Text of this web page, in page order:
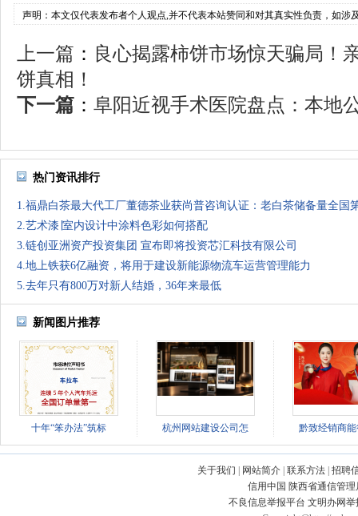
声明：本文仅代表发布者个人观点,并不代表本站赞同和对其真实性负责，如涉
上一篇 ： 良心揭露柿饼市场惊天骗局！
饼真相！
下一篇 ： 阜阳近视手术医院盘点：本地
热门资讯排行
1.福鼎白茶最大代工厂董德茶业获尚普咨询认证：老白茶储备量全国
2.艺术漆∣室内设计中涂料色彩如何搭配
3.链创亚洲资产投资集团 宣布即将投资芯汇科技有限公司
4.地上铁获6亿融资，将用于建设新能源物流车运营管理能力
5.去年只有800万对新人结婚，36年来最低
新闻图片推荐
十年“笨办法”筑标 杭州网站建设公司怎 黔致经销商
关于我们 网站简介 联系方法 招聘
信用中国 陕西省通信管理
不良信息举报平台 文明办网